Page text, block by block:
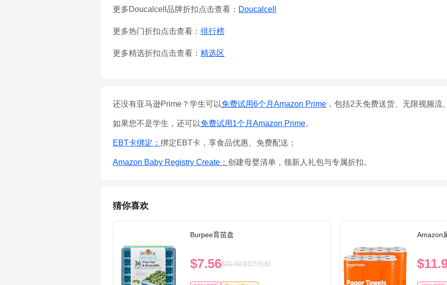
更多Doucalcell品牌折扣点击查看： Doucalcell
更多热门折扣点击查看： 排行榜
更多精选折扣点击查看： 精选区
还没有亚马逊Prime？学生可以免费试用6个月Amazon Prime ，包括2天免费送货、无限视频流
如果您不是学生，还可以免费试用1个月Amazon Prime。
EBT卡绑定： 绑定EBT卡，享食品优惠、免费配送；
Amazon Baby Registry Create： 创建母婴清单，领新人礼包与专属折扣。
猜你喜欢
Burpee育苗盘
$7.56$21.99满$35包邮
Amazon